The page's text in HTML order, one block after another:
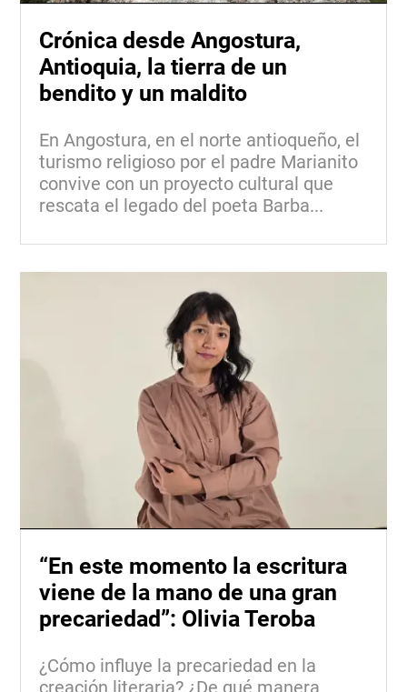
Crónica desde Angostura,
Antioquia, la tierra de un
bendito y un maldito
En Angostura, en el norte antioqueño, el
turismo religioso por el padre Marianito
convive con un proyecto cultural que
rescata el legado del poeta Barba...
“En este momento la escritura
viene de la mano de una gran
precariedad”: Olivia Teroba
¿Cómo influye la precariedad en la
creación literaria? ¿De qué manera